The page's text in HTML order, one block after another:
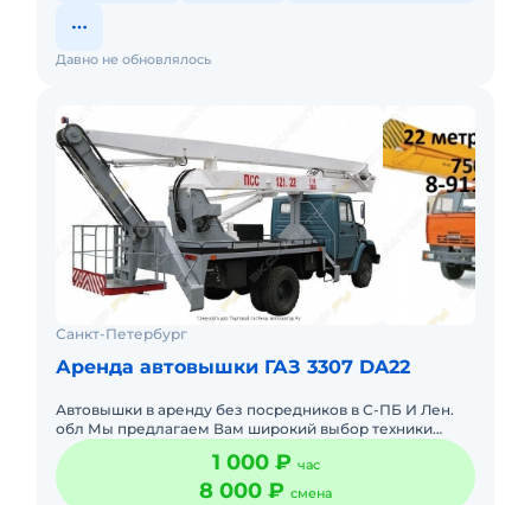
Давно не обновлялось
Санкт-Петербург
Аренда автовышки ГАЗ 3307 DA22
Автовышки в аренду без посредников в С-ПБ И Лен.
обл Мы предлагаем Вам широкий выбор техники
,коленчатые и телескопические,от 12 до 30 метров.
Выезд машины в лю 1 000 ₽ час
8 000 ₽ смена